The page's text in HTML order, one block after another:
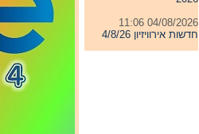
04/08/2026 11:06
חדשות אירוויזיון 4/8/26
31/07/2026 08:54